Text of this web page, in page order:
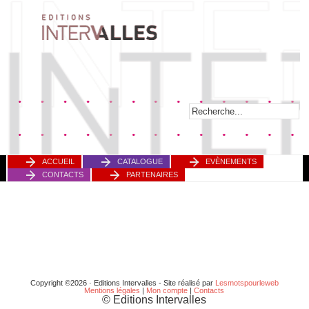
ACCUEIL CATALOGUE
EVÈNEMENTS
CONTACTS
PARTENAIRES
Copyright ©2026 · Editions Intervalles - Site réalisé par Lesmotspourleweb
Mentions légales | Mon compte |Contacts
© Editions Intervalles